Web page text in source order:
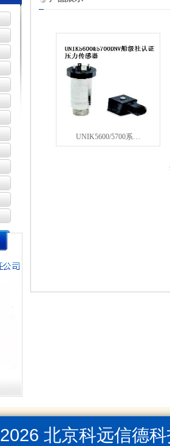
UNIK5600/5700系…
2026北京科远信德